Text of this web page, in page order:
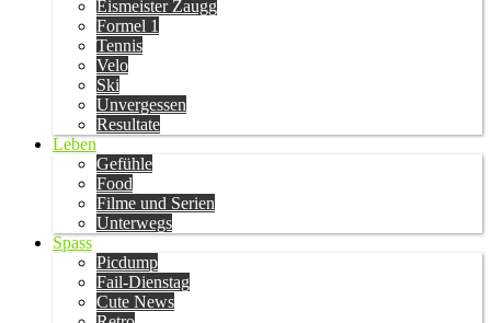
Eismeister Zaugg
Formel 1
Tennis
Velo
Ski
Unvergessen
Resultate
Leben
Gefühle
Food
Filme und Serien
Unterwegs
Spass
Picdump
Fail-Dienstag
Cute News